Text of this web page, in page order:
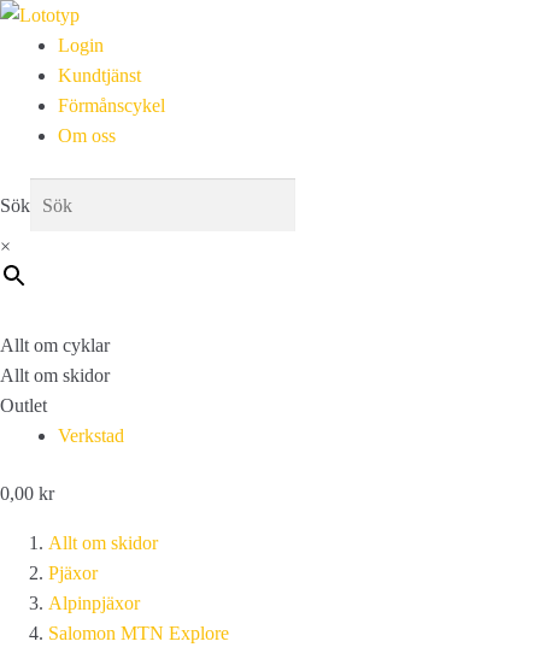
Login
Kundtjänst
Förmånscykel
Om oss
Sök
×
Allt om cyklar
Allt om skidor
Outlet
Verkstad
0,00 kr
Allt om skidor
Pjäxor
Alpinpjäxor
Salomon MTN Explore